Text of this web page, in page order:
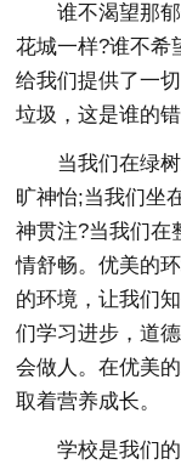
谁不渴望那
花城一样?谁不希
给我们提供了一
垃圾，这是谁的
当我们在绿
旷神怡;当我们坐
神贯注?当我们在
情舒畅。优美的
的环境，让我们
们学习进步，道
会做人。在优美
取着营养成长。
学校是我们